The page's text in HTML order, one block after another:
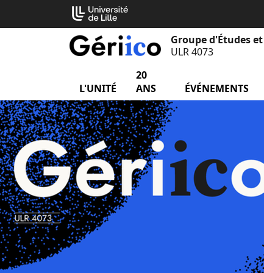
Groupe d'Études
ULR 4073
L'UNITÉ menu L'unité
20
ANS
ÉVÉNEMENTS
Cookies management panel